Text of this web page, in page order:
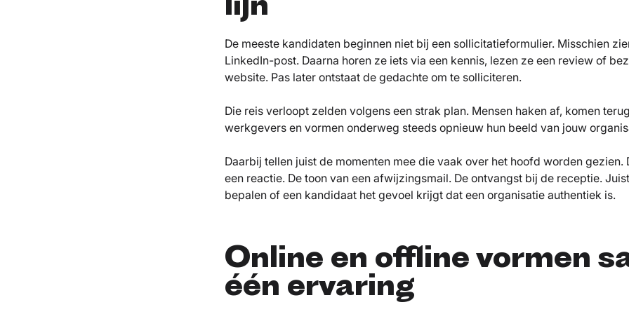
De meeste kandidaten beginnen niet bij een sollicitatieformulier. Misschien
LinkedIn-post. Daarna horen ze iets via een kennis, lezen ze een review of
website. Pas later ontstaat de gedachte om te solliciteren.
Die reis verloopt zelden volgens een strak plan. Mensen haken af, komen
werkgevers en vormen onderweg steeds opnieuw hun beeld van jouw
Daarbij tellen juist de momenten mee die vaak over het hoofd worden gezien.
een reactie. De toon van een afwijzingsmail. De ontvangst bij de receptie.
bepalen of een kandidaat het gevoel krijgt dat een organisatie authentiek is.
Online en offline vormen
één ervaring